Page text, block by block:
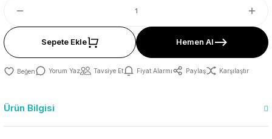
Sepete Ekle Hemen Al
Yorum Yaz Tavsiye Et Fiyat Alarmı Paylaş Karşılaştır
Ürün Bilgisi